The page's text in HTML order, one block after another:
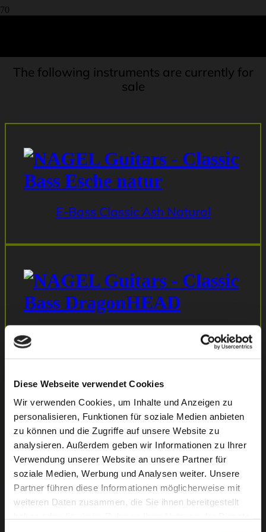
Diese Webseite verwendet Cookies
Wir verwenden Cookies, um Inhalte und Anzeigen zu
personalisieren, Funktionen für soziale Medien anbieten
zu können und die Zugriffe auf unsere Website zu
analysieren. Außerdem geben wir Informationen zu Ihrer
Verwendung unserer Website an unsere Partner für
soziale Medien, Werbung und Analysen weiter. Unsere
Partner führen diese Informationen möglicherweise mit
weiteren Daten zusammen, die Sie ihnen bereitgestellt
The following instruments are currently for
sale
E-Bass Classic Ash Natural
E-Bass Classic Dragonhead
E-Bass Classic Alder Natural